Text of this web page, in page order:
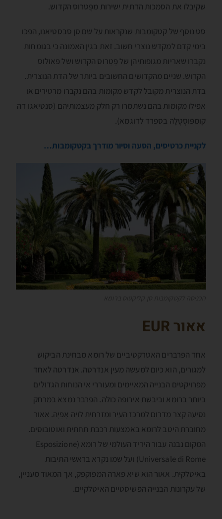
שקיבלו את הסמכות הדתית ישירות מפֶּטרוס הקדוש.
סט נוסף של קטקומבות שנקראות על שם סן סבסטיאנו, הפכו
בימי קדם למקדש נוצרי חשוב. זאת בגין האמונה כי בגומחות
נקברו שאריות מגופותיהן של פֶּטְרוס הקדוש ושל פּאולוס
הקדוש. שניים מהקדושים החשובים ביותר של הדת הנוצרית.
בדת הנוצרית מקובל לקדש מקומות בהם נקברו מרטירים או
אפילו מקומות בהם נשתמרו רק חלק מעצמותיהם (סנטיאגו דה
קומפּוסְטֶלָה בספרד לדוגמא).
לקניית כרטיסים, הסעה וסיור מודרך בקטקומבות…
אאור EUR
אחד הפרברים האטרקטיביים של רומא מבחינת הביקוש
למגורים, הוא כיום למעשה מעין אנדרטה. אנדרטה לאחד
מפרויקטים הבנייה המאיימים ומעוררי אי הנוחות הגדולים
ביותר ברומא וביבשת אירופה כולה. הפרבר נמצא במרחק
נסיעה קצר מדרום למרכז העיר ומזרחית לויה אָפְּיָה. אאור
מחוברת היטב לרומא באמצעות רכבת תחתית ואוטובוסים.
המקום נבנה עבור היריד העולמי של רומא (Esposizione
Universale di Rome) ועל שמו נקרא בראשי התיבות
באיטלקית. אאור הוא שיא פארה המפוקפק, אך המאוד מעניין,
של עקרונות הבנייה הפשיסטיים האיטלקיים.